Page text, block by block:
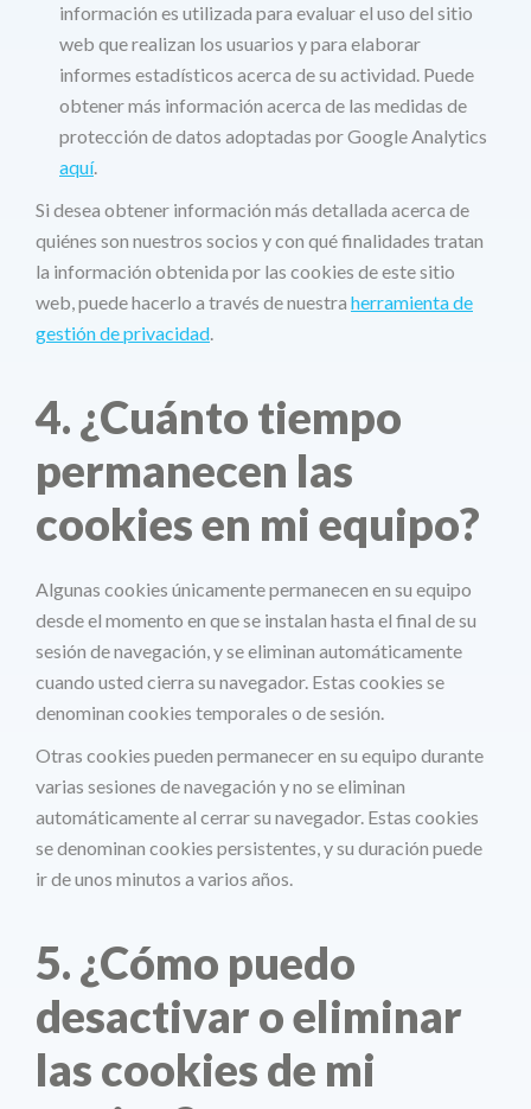
información es utilizada para evaluar el uso del sitio
web que realizan los usuarios y para elaborar
informes estadísticos acerca de su actividad. Puede
obtener más información acerca de las medidas de
protección de datos adoptadas por Google Analytics
aquí.
Si desea obtener información más detallada acerca de
quiénes son nuestros socios y con qué finalidades tratan
la información obtenida por las cookies de este sitio
web, puede hacerlo a través de nuestra herramienta de
gestión de privacidad.
4. ¿Cuánto tiempo
permanecen las
cookies en mi equipo?
Algunas cookies únicamente permanecen en su equipo
desde el momento en que se instalan hasta el final de su
sesión de navegación, y se eliminan automáticamente
cuando usted cierra su navegador. Estas cookies se
denominan cookies temporales o de sesión.
Otras cookies pueden permanecer en su equipo durante
varias sesiones de navegación y no se eliminan
automáticamente al cerrar su navegador. Estas cookies
se denominan cookies persistentes, y su duración puede
ir de unos minutos a varios años.
5. ¿Cómo puedo
desactivar o eliminar
las cookies de mi